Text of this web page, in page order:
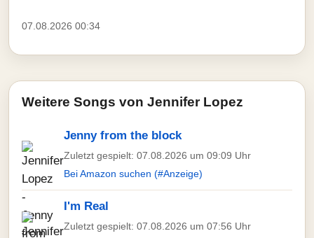
07.08.2026 00:34
Weitere Songs von Jennifer Lopez
Jenny from the block
Zuletzt gespielt: 07.08.2026 um 09:09 Uhr
Bei Amazon suchen (#Anzeige)
I'm Real
Zuletzt gespielt: 07.08.2026 um 07:56 Uhr